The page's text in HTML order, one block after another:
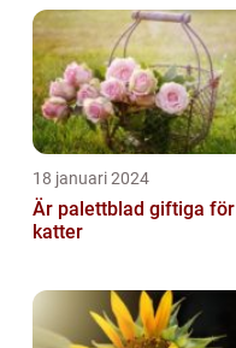
18 januari 2024
Är palettblad giftiga för
katter